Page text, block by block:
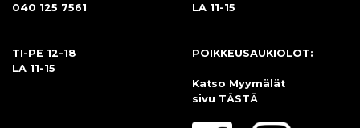
040 125 7561
TI-PE 12-18
LA 11-15
LA 11-15
POIKKEUSAUKIOLOT:
Katso Myymälät
sivu TÄSTÄ